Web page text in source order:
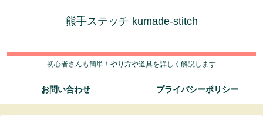
熊手ステッチ kumade-stitch
初心者さんも簡単！やり方や道具を詳しく解説します
お問い合わせ プライバシーポリシー